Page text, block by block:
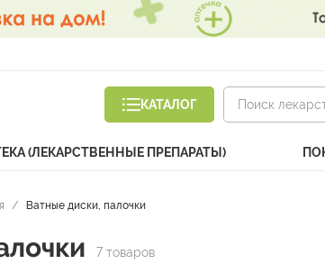
КАТАЛОГ
(ЛЕКАРСТВЕННЫЕ ПРЕПАРАТЫ)
/ Ватные диски, палочки
7 товаров